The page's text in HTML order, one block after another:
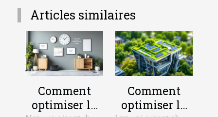
Articles similaires
Comment
optimiser la
Comment
optimiser la